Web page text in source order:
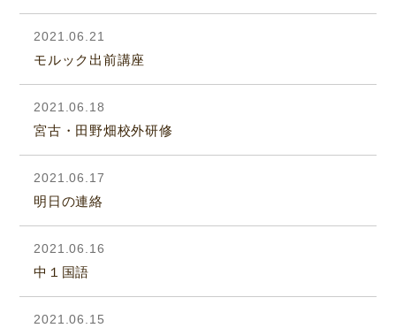
2021.06.21
モルック出前講座
2021.06.18
宮古・田野畑校外研修
2021.06.17
明日の連絡
2021.06.16
中１国語
2021.06.15